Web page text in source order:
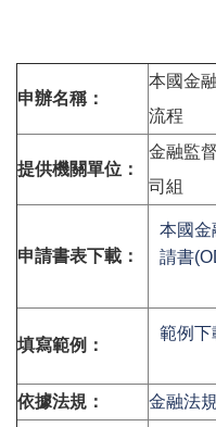
申辦名稱：
本國金
流程
提供機關單位：
金融監
司組
申請書表下載：
本國金
請書
填寫範例：
範例下
依據法規：
金融法